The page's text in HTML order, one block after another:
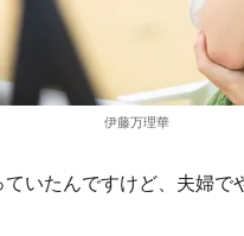
伊藤万理華
いたんですけど、夫婦